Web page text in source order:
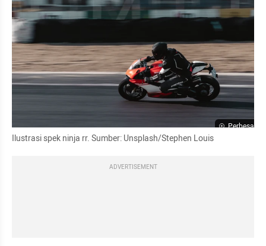
Perbesar
Ilustrasi spek ninja rr. Sumber: Unsplash/Stephen Louis
ADVERTISEMENT